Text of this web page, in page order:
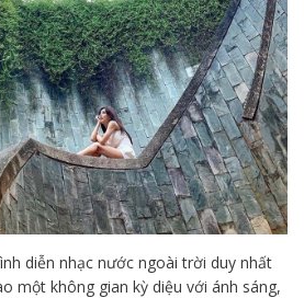
diễn nhạc nước ngoài trời duy nhất
một không gian kỳ diệu với ánh sáng,